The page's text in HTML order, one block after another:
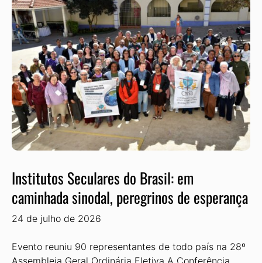
Institutos Seculares do Brasil: em
caminhada sinodal, peregrinos de esperança
24 de julho de 2026
Evento reuniu 90 representantes de todo país na 28º
Assembleia Geral Ordinária Eletiva A Conferência